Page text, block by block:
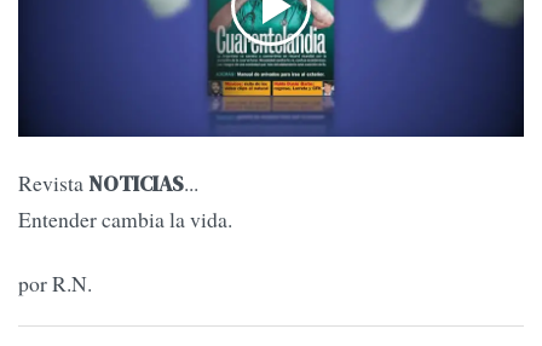
Revista NOTICIAS...
Entender cambia la vida.
por R.N.